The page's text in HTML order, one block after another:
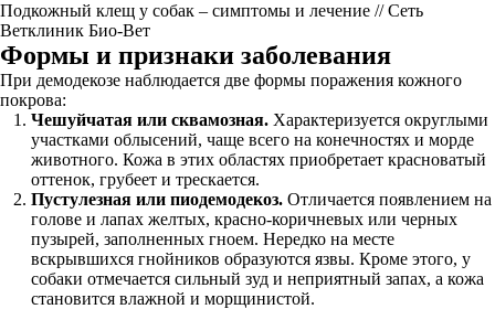
Подкожный клещ у собак – симптомы и лечение // Сеть
Ветклиник Био-Вет
Формы и признаки заболевания
При демодекозе наблюдается две формы поражения кожного
покрова:
Чешуйчатая или сквамозная. Характеризуется округлыми
участками облысений, чаще всего на конечностях и морде
животного. Кожа в этих областях приобретает красноватый
оттенок, грубеет и трескается.
Пустулезная или пиодемодекоз. Отличается появлением на
голове и лапах желтых, красно-коричневых или черных
пузырей, заполненных гноем. Нередко на месте
вскрывшихся гнойников образуются язвы. Кроме этого, у
собаки отмечается сильный зуд и неприятный запах, а кожа
становится влажной и морщинистой.